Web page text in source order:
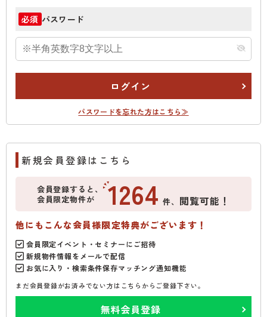
必須 パスワード
ログイン
パスワードを忘れた方はこちら≫
新規会員登録はこちら
会員登録すると、
会員限定物件が
1264 件、 閲覧可能！
他にもこんな会員様限定特典がございます！
会員限定イベント・セミナーにご招待
新規物件情報をメールで配信
お気に入り・検索条件保存マッチング通知機能
まだ会員登録がお済みでない方はこちらからご登録下さい。
無料会員登録